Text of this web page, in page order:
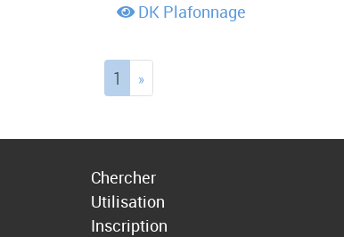
DK Plafonnage
1 (current)
»
Chercher
Utilisation
Inscription